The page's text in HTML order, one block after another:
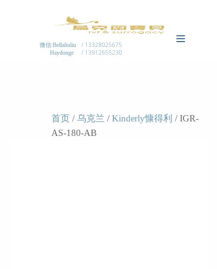
微信:Bellaliuliu
Haydonge
/ 13328025675
/ 13912655230
首页 / 乌克兰 / Kinderly慷得利 / IGR-
AS-180-AB